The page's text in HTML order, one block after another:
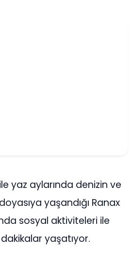
yaz aylarında denizin ve
yaşandığı Ranax
sosyal aktiviteleri ile
yaşatıyor.